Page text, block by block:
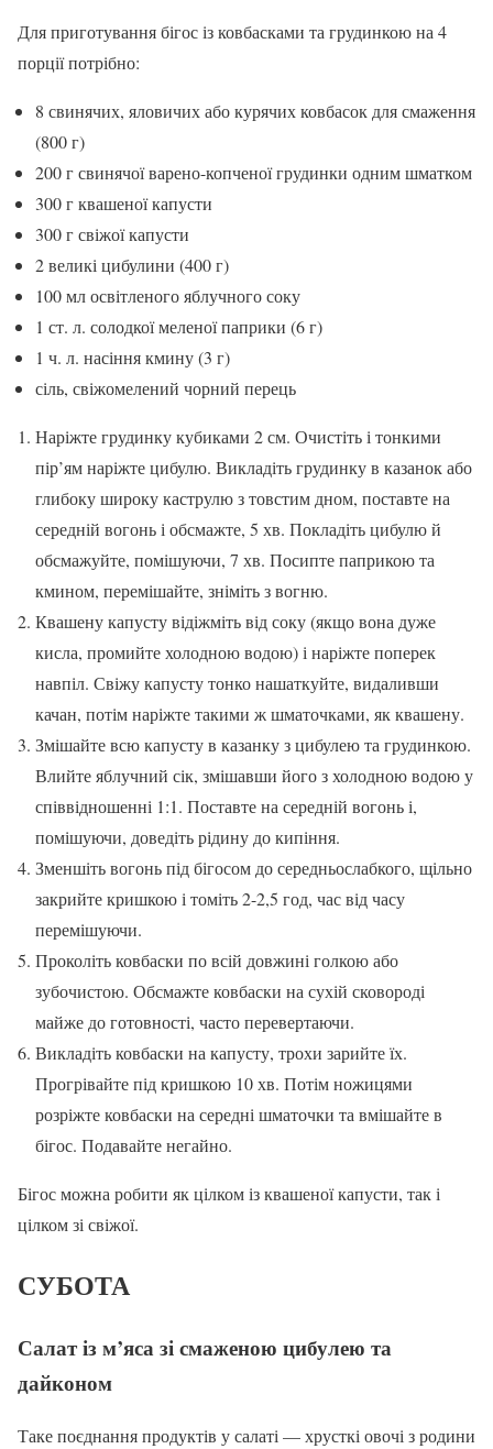
Для приготування бігос із ковбасками та грудинкою на 4
порції потрібно:
8 свинячих, яловичих або курячих ковбасок для смаження
(800 г)
200 г свинячої варено-копченої грудинки одним шматком
300 г квашеної капусти
300 г свіжої капусти
2 великі цибулини (400 г)
100 мл освітленого яблучного соку
1 ст. л. солодкої меленої паприки (6 г)
1 ч. л. насіння кмину (3 г)
сіль, свіжомелений чорний перець
Наріжте грудинку кубиками 2 см. Очистіть і тонкими
пір’ям наріжте цибулю. Викладіть грудинку в казанок або
глибоку широку каструлю з товстим дном, поставте на
середній вогонь і обсмажте, 5 хв. Покладіть цибулю й
обсмажуйте, помішуючи, 7 хв. Посипте паприкою та
кмином, перемішайте, зніміть з вогню.
Квашену капусту відіжміть від соку (якщо вона дуже
кисла, промийте холодною водою) і наріжте поперек
навпіл. Свіжу капусту тонко нашаткуйте, видаливши
качан, потім наріжте такими ж шматочками, як квашену.
Змішайте всю капусту в казанку з цибулею та грудинкою.
Влийте яблучний сік, змішавши його з холодною водою у
співвідношенні 1:1. Поставте на середній вогонь і,
помішуючи, доведіть рідину до кипіння.
Зменшіть вогонь під бігосом до середньослабкого, щільно
закрийте кришкою і томіть 2-2,5 год, час від часу
перемішуючи.
Проколіть ковбаски по всій довжині голкою або
зубочистою. Обсмажте ковбаски на сухій сковороді
майже до готовності, часто перевертаючи.
Викладіть ковбаски на капусту, трохи зарийте їх.
Прогрівайте під кришкою 10 хв. Потім ножицями
розріжте ковбаски на середні шматочки та вмішайте в
бігос. Подавайте негайно.
Бігос можна робити як цілком із квашеної капусти, так і
цілком зі свіжої.
СУБОТА
Салат із м’яса зі смаженою цибулею та
дайконом
Таке поєднання продуктів у салаті — хрусткі овочі з родини